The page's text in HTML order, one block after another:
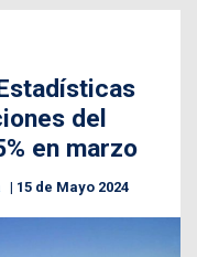
del
en marzo
15 de Mayo 2024